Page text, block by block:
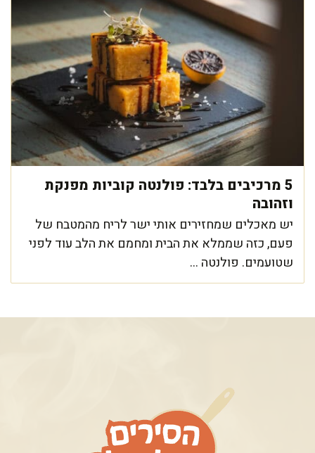
5 מרכיבים בלבד: פולנטה קוביות מפנקת
וזהובה
יש מאכלים שמחזירים אותי ישר לריח מהמטבח של
פעם, כזה שממלא את הבית ומחמם את הלב עוד לפני
שטועמים. פולנטה ...